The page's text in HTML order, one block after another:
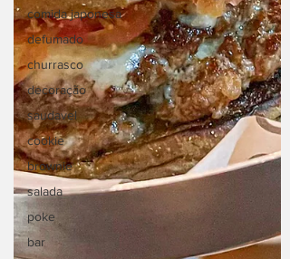
comida japonesa
defumado
churrasco
decoração
saudavel
cookie
brownie
salada
poke
bar